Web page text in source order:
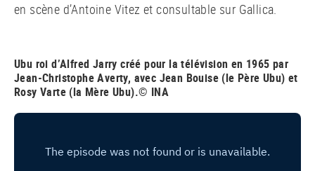
en scène d’Antoine Vitez et consultable sur Gallica.
Ubu roi d’Alfred Jarry créé pour la télévision en 1965 par
Jean-Christophe Averty, avec Jean Bouise (le Père Ubu) et
Rosy Varte (la Mère Ubu).© INA